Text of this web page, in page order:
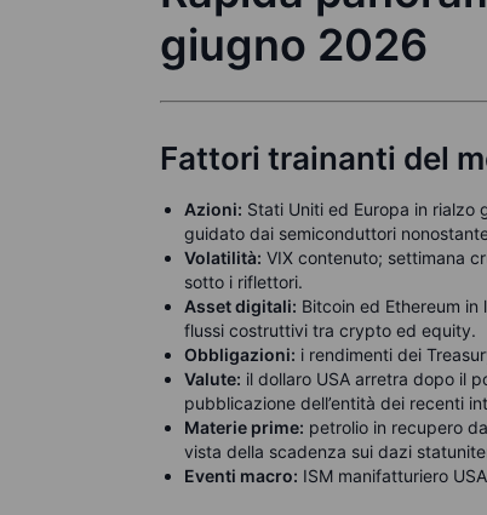
giugno 2026
Fattori trainanti del
Azioni: Stati Uniti ed Europa in rialzo
guidato dai semiconduttori
Volatilità: VIX contenuto; settimana
sotto i riflettori.
Asset digitali: Bitcoin ed Ethereum
flussi costruttivi tra crypto ed equity.
Obbligazioni: i rendimenti dei
Valute: il dollaro USA arretra dopo il
pubblicazione dell’entità dei recenti
Materie prime: petrolio in recupero
vista della scadenza sui dazi
Eventi macro: ISM manifatturiero